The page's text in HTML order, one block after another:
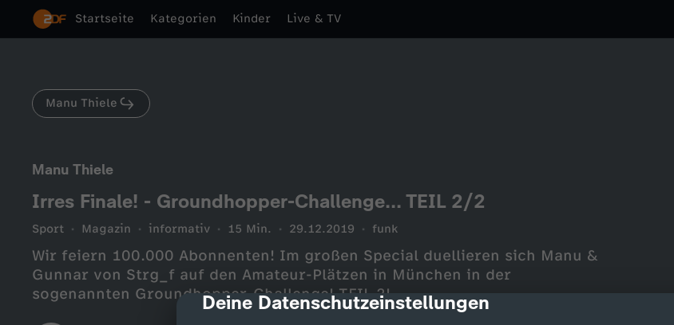
cmp-dialog-description
Deine Datenschutzeinstellungen
Startseite Kategorien Kinder Live & TV
Manu Thiele
Manu Thiele
Irres Finale! - Groundhopper-Challenge... TEIL 2/2
Sport Magazin informativ 15 Min. 29.12.2019 funk
Wir feiern 100.000 Abonnenten! Im großen Special duellieren sich Manu &
Gunnar von Strg_f auf den Amateur-Plätzen in München in der
sogenannten Groundhopper-Challenge! TEIL 2!